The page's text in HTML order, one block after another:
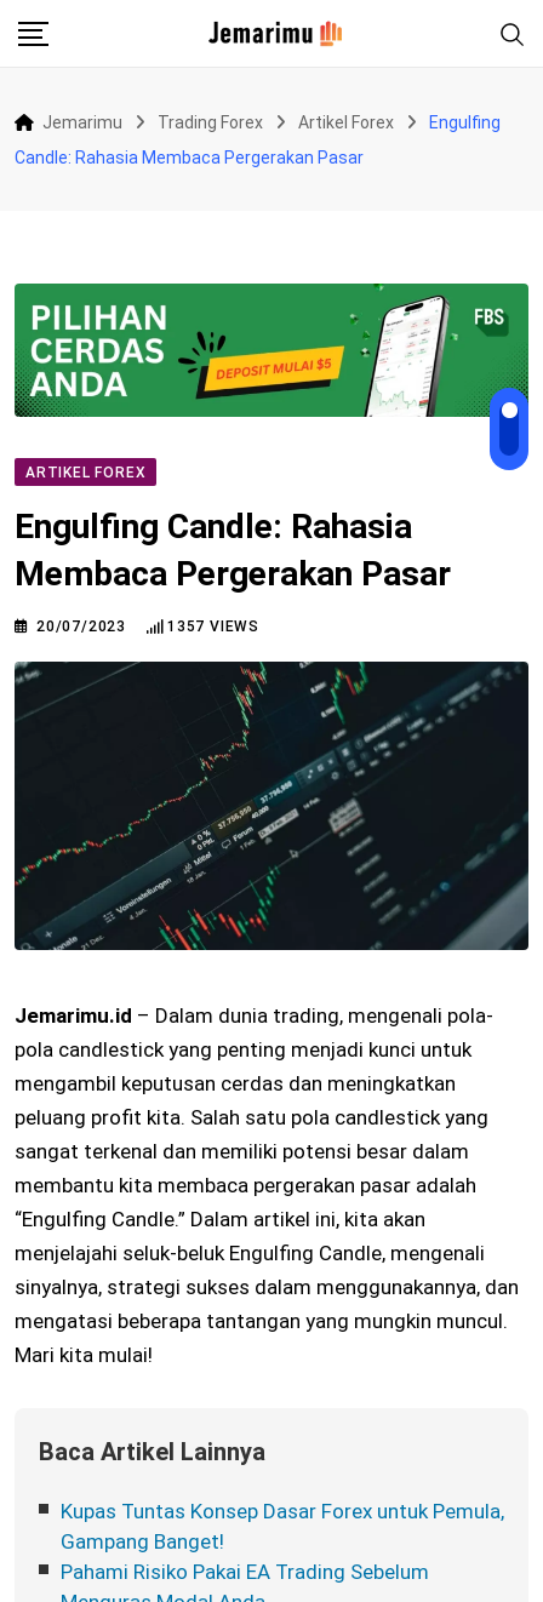
Skip
to
Jemarimu Trading Forex Artikel Forex
Engulfing
Candle: Rahasia Membaca Pergerakan Pasar
ARTIKEL FOREX
Engulfing Candle: Rahasia
Membaca Pergerakan Pasar
20/07/2023 1357 VIEWS
Jemarimu.id – Dalam dunia trading, mengenali pola-
pola candlestick yang penting menjadi kunci untuk
mengambil keputusan cerdas dan meningkatkan
peluang profit kita. Salah satu pola candlestick yang
sangat terkenal dan memiliki potensi besar dalam
membantu kita membaca pergerakan pasar adalah
“Engulfing Candle.” Dalam artikel ini, kita akan
menjelajahi seluk-beluk Engulfing Candle, mengenali
sinyalnya, strategi sukses dalam menggunakannya, dan
mengatasi beberapa tantangan yang mungkin muncul.
Mari kita mulai!
Baca Artikel Lainnya
Kupas Tuntas Konsep Dasar Forex untuk Pemula,
Gampang Banget!
Pahami Risiko Pakai EA Trading Sebelum